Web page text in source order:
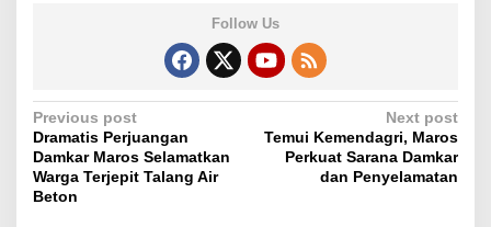
Follow Us
P
o
s
Previous post
Dramatis Perjuangan
Damkar Maros Selamatkan
Warga Terjepit Talang Air
Beton
Next post
Temui Kemendagri, Maros
Perkuat Sarana Damkar
dan Penyelamatan